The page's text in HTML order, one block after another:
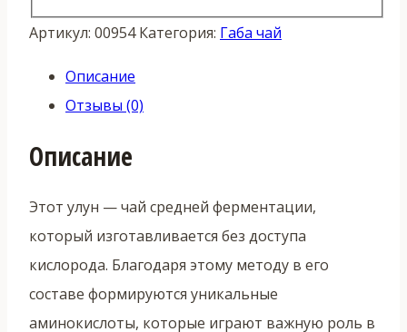
Артикул: 00954 Категория: Габа чай
Описание
Отзывы (0)
Описание
Этот улун — чай средней ферментации,
который изготавливается без доступа
кислорода. Благодаря этому методу в его
составе формируются уникальные
аминокислоты, которые играют важную роль в